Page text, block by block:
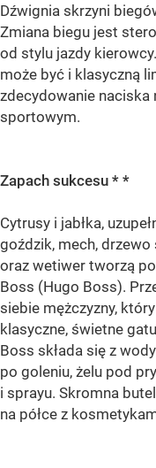
Dźwignia skrzyni
Zmiana biegu jest
od stylu jazdy
może być i klasyczną
zdecydowanie naciska
sportowym.
Zapach sukcesu * *
Cytrusy i jabłka,
goździk, mech,
oraz wetiwer tworzą
Boss (Hugo Boss).
siebie mężczyzny,
klasyczne, świetne
Boss składa się z
po goleniu, żelu pod
i sprayu. Skromna
na półce z